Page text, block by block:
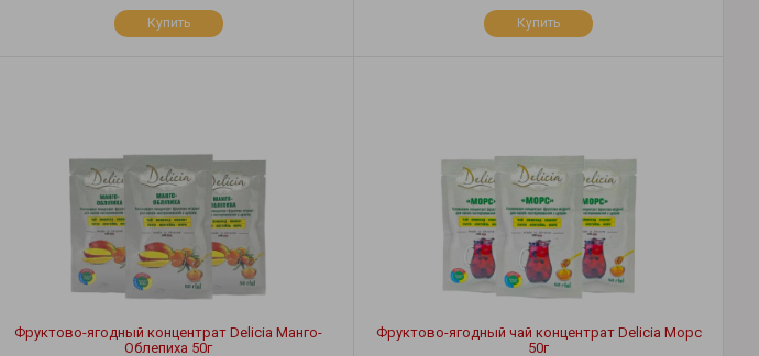
Купить Купить
Фруктово-ягодный концентрат Delicia Манго-
Облепиха 50г
Фруктово-ягодный чай концентрат Delicia Морс
50г